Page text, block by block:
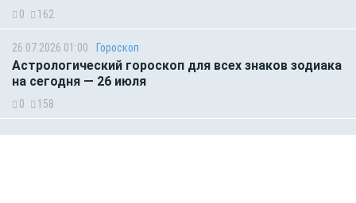
0 162
26.07.2026 01:00 Гороскоп
Астрологический гороскоп для всех знаков зодиака
на сегодня — 26 июля
0 158